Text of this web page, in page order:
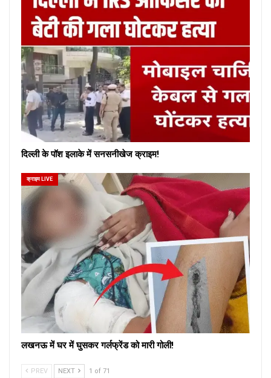
दिल्ली के पॉश इलाके में सनसनीखेज क्राइम!
क्राइम LIVE
लखनऊ में घर में घुसकर गर्लफ्रेंड को मारी गोली!
PREV NEXT 1 of 71